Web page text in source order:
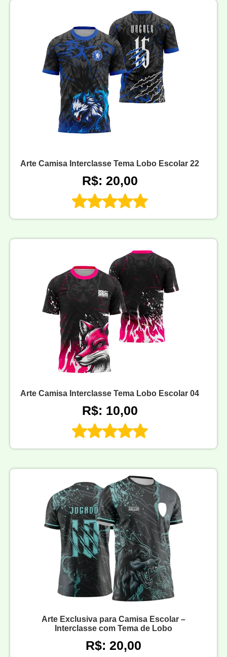
Arte Camisa Interclasse Tema Lobo Escolar 22
R$: 20,00
Arte Camisa Interclasse Tema Lobo Escolar 04
R$: 10,00
Arte Exclusiva para Camisa Escolar –
Interclasse com Tema de Lobo
R$: 20,00